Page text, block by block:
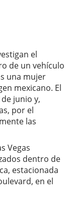
el
de un vehículo
una mujer
mexicano. El
junio y,
por el
las
Vegas
dentro de
estacionada
en el